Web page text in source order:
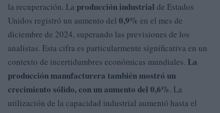
la recuperación. La producción industrial de Estados
Unidos registró un aumento del 0,9% en el mes de
diciembre de 2024, superando las previsiones de los
analistas. Esta cifra es particularmente significativa en un
contexto de incertidumbres económicas mundiales. La
producción manufacturera también mostró un
crecimiento sólido, con un aumento del 0,6%. La
utilización de la capacidad industrial aumentó hasta el